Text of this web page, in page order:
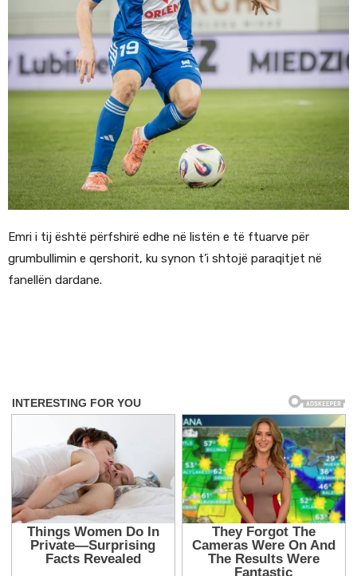
Emri i tij është përfshirë edhe në listën e të ftuarve për
grumbullimin e qershorit, ku synon t’i shtojë paraqitjet në
fanellën dardane.